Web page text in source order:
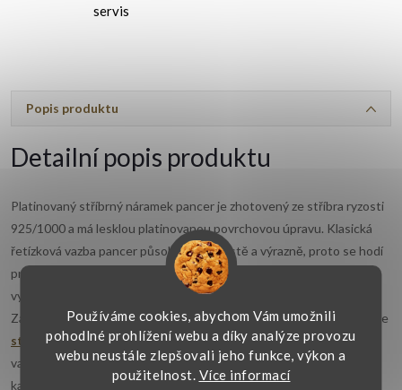
Používáme cookies, abychom Vám umožnili
pohodlné prohlížení webu a díky analýze provozu
webu neustále zlepšovali jeho funkce, výkon a
použitelnost. Více informací
servis
Popis produktu
Detailní popis produktu
Platinovaný stříbrný náramek pancer je zhotovený ze stříbra ryzosti
925/1000 a má lesklou platinovanou povrchovou úpravu. Klasická
řetízková vazba pancer působí pevně, čistě a výrazně, proto se hodí
pro ženy i muže zejména k samostatnému nošení. Šířka 7,50 mm
vytváří na ruce viditelný šperk vhodný pro každodenní používání.
Zapínání na karabinu je pevné a praktické. Náramek lze sladit také se
stříbrným řetízkemtypu pancer nebo podobnou pánskou i unisex
vazbou. Hodí se jako dárek k narozeninám, svátku nebo výročí. Ke
každému šperku dodáváme dárkovou krabičku zdarma.